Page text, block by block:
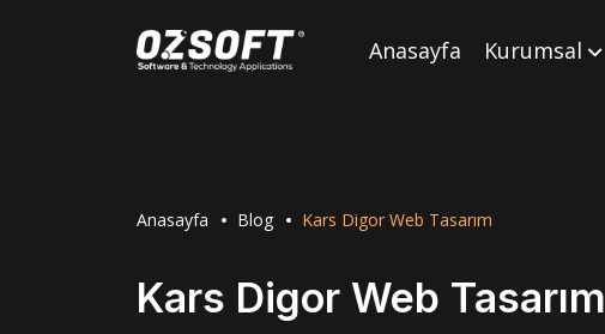
Anasayfa Kurumsal
Anasayfa Blog Kars Digor Web Tasarım
Kars Digor Web Tasarım